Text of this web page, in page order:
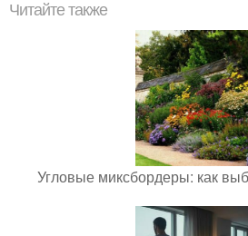
Читайте также
Угловые миксбордеры: как